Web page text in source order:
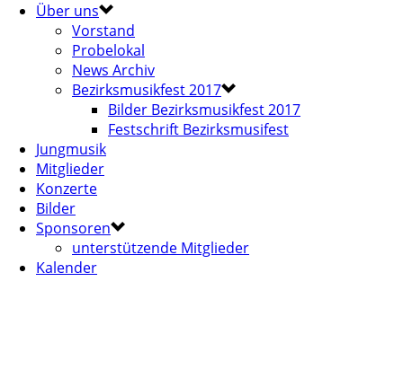
Über uns
Vorstand
Probelokal
News Archiv
Bezirksmusikfest 2017
Bilder Bezirksmusikfest 2017
Festschrift Bezirksmusifest
Jungmusik
Mitglieder
Konzerte
Bilder
Sponsoren
unterstützende Mitglieder
Kalender